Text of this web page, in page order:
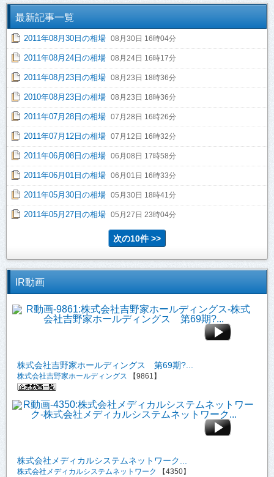
最新記事一覧
2011年08月30日の相場 08月30日 16時04分
2011年08月24日の相場 08月24日 16時17分
2011年08月23日の相場 08月23日 18時36分
2010年08月23日の相場 08月23日 18時36分
2011年07月28日の相場 07月28日 16時26分
2011年07月12日の相場 07月12日 16時32分
2011年06月08日の相場 06月08日 17時58分
2011年06月01日の相場 06月01日 16時33分
2011年05月30日の相場 05月30日 18時41分
2011年05月27日の相場 05月27日 23時04分
次の10件 >>
IR動画
株式会社吉野家ホールディングス 第69期?...
株式会社吉野家ホールディングス 【9861】
株式会社メディカルシステムネットワーク...
株式会社メディカルシステムネットワーク 【4350】